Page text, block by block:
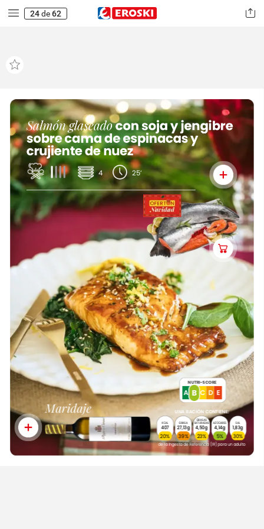
24de62
Salmónglaseadoconsojayjengibre
sobrecamadeespinacasy
crujientedenuez
25’
4
Maridaje
A B D E
C
NUTRI-SCORE
B
UNA RACIÓN CONTIENE:
delaIngestadeReferencia(IR)paraunadulto
KCAL
20%
407
30%
1,83g
SAL
5%
4,14g
AZÚCARES
23%
4,50g
GRASAS
SATURADAS
39%
27,13g
GRASA